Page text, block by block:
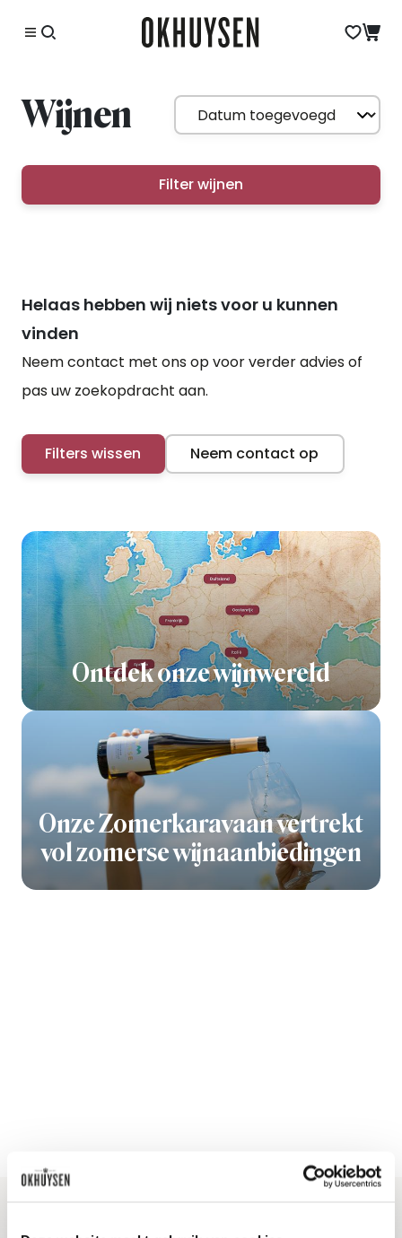
Wijnen
Filter wijnen
Helaas hebben wij niets voor u kunnen
vinden
Neem contact met ons op voor verder advies of
pas uw zoekopdracht aan.
Filters wissen Neem contact op
Ontdek onze wijnwereld
Onze Zomerkaravaan vertrekt
vol zomerse wijnaanbiedingen